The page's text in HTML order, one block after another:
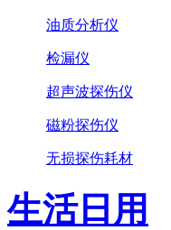
油质分析仪
检漏仪
超声波探伤仪
磁粉探伤仪
无损探伤耗材
生活日用